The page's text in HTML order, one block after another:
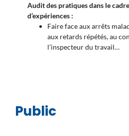
Audit des pratiques dans le cadre
d’expériences :
Faire face aux arrêts
aux retards répétés, au
l’inspecteur du travail…
Public